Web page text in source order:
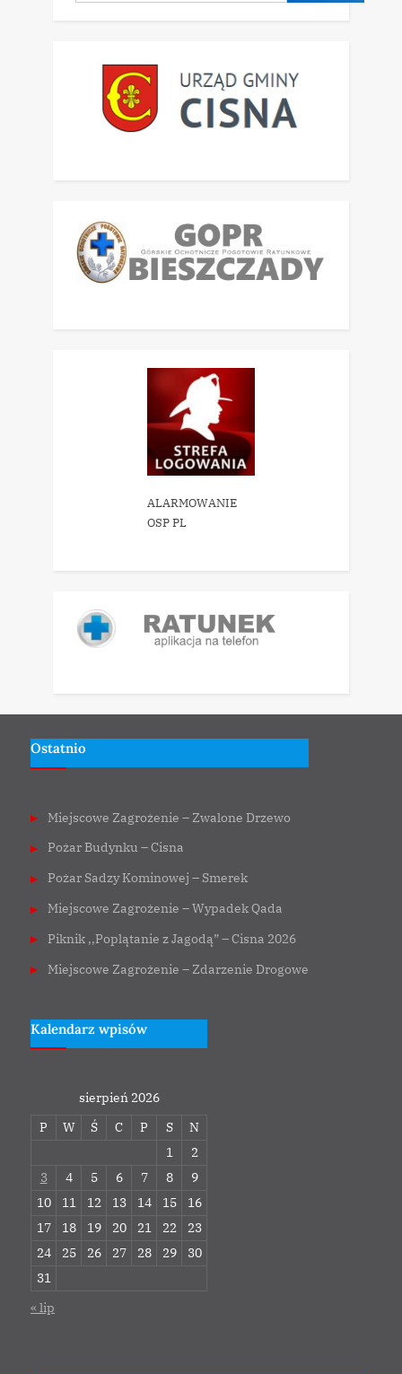
ALARMOWANIE
OSP PL
Ostatnio
Miejscowe Zagrożenie – Zwalone Drzewo
Pożar Budynku – Cisna
Pożar Sadzy Kominowej – Smerek
Miejscowe Zagrożenie – Wypadek Qada
Piknik ,,Poplątanie z Jagodą” – Cisna 2026
Miejscowe Zagrożenie – Zdarzenie Drogowe
Kalendarz wpisów
sierpień 2026
P
W Ś C P S
N
1
2
3
4 5 6 7 8
9
10
11 12 13 14 15
16
17
18 19 20 21 22
23
24
25 26 27 28 29
30
31
« lip